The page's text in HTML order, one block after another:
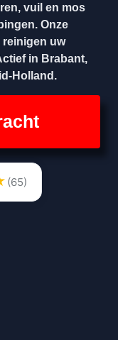
vuil en mos
Onze
uw
in Brabant,
Holland.
(65)